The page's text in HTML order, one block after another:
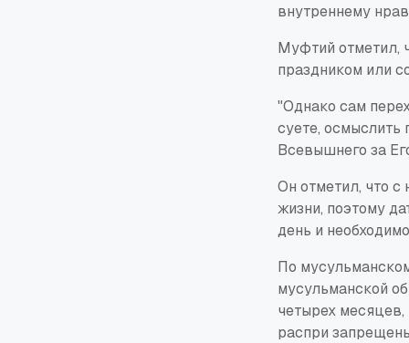
внутреннему
Муфтий отметил,
праздником или
"Однако сам
суете, осмыслить
Всевышнего за
Он отметил, что с
жизни, поэтому
день и
По
мусульманской
четырех
распри